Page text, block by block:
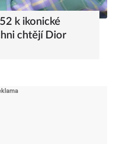
k ikonické
chtějí Dior